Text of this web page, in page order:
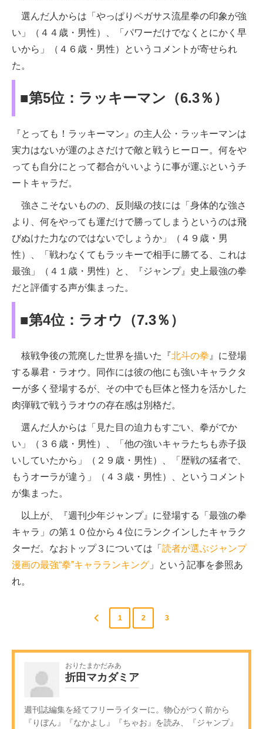
選んだ人からは「やっぱりペガサス流星拳の印象が強
い」（４４歳・男性）、「パワーだけでなくとにかく早
いから」（４６歳・男性）というコメントが寄せられ
た。
■第5位：ラッキーマン（6.3％）
『とっても！ラッキーマン』の主人公・ラッキーマンは
実力はないが運のよさだけで敵と戦うヒーロー。何をや
っても自分にとって都合がいいように事が運ぶというチ
ートキャラだ。
強さこそないものの、反則級の技には「身体的な強さ
より、何をやっても運だけで勝ってしまうというのは飛
びぬけた力なのではないでしょうか」（４９歳・男
性）、「戦わなくてもラッキーで相手に勝てる、これは
最強」（４１歳・男性）と、『ジャンプ』史上最強の拳
だと評価する声が集まった。
■第4位：ラオウ（7.3％）
核戦争後の荒廃した世界を描いた『北斗の拳 』に登場
する暴君・ラオウ。同作には彼の他にも強いキャラクタ
ーが多く登場するが、その中でも巨体と怪力を活かした
肉弾戦で戦うラオウの存在感は別格だ。
選んだ人からは「見た目の迫力もすごい、拳がでか
い」（３６歳・男性）、「他の強いキャラたちも赤子扱
いしていたから」（２９歳・男性）、「歴戦の猛者で、
もうオーラが違う」（４３歳・男性）、というコメント
が集まった。
以上が、『週刊少年ジャンプ』に登場する「最強の拳
キャラ」の第１０位から４位にランクインしたキャラク
ターだ。なおトップ３については「 読者が選ぶジャンプ
漫画の最強“拳”キャラランキング 」という記事を参照あ
れ。
1 2 3
おりたまかだみあ
折田マカダミア
週刊誌編集を経てフリーライターに。物心がつく前から
『りぼん』『なかよし』『ちゃお』を読み、『ジャンプ』